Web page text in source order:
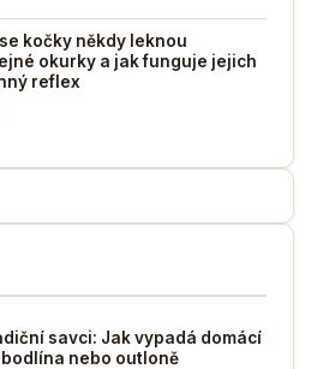
kočky někdy leknou
okurky a jak funguje jejich
reflex
savci: Jak vypadá domácí
nebo outloně